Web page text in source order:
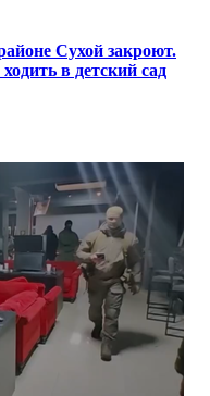
Сухой закроют.
в детский сад